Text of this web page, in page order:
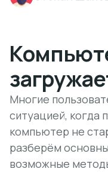
Многие
ситуацией, когда
компьютер не
разберём
возможные